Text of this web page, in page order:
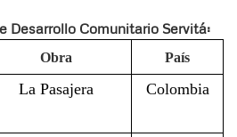
Desarrollo Comunitario Servitá:
Obra País
La Pasajera Colombia